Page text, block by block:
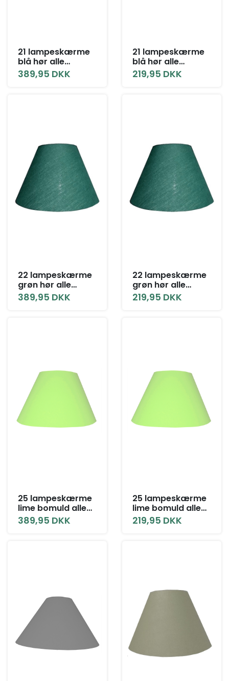
21 lampeskærme
blå hør alle
størrelser med låg
389,95 DKK
21 lampeskærme
blå hør alle
størrelser uden
låg
219,95 DKK
22 lampeskærme
grøn hør alle
størrelser med låg
389,95 DKK
22 lampeskærme
grøn hør alle
størrelser uden
låg
219,95 DKK
25 lampeskærme
lime bomuld alle
størrelser med låg
389,95 DKK
25 lampeskærme
lime bomuld alle
størrelser uden
låg
219,95 DKK